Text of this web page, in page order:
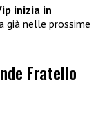
inizia in
già nelle prossime
Fratello